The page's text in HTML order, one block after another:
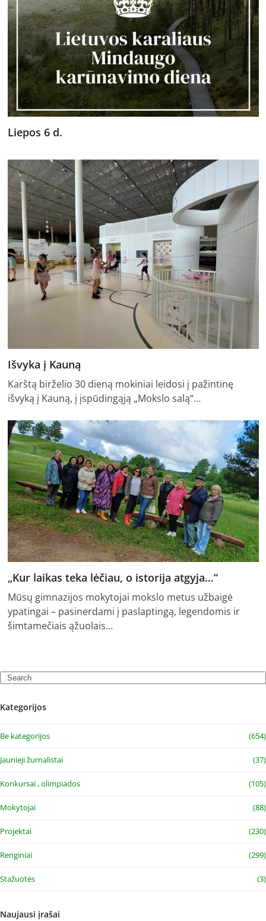
Liepos 6 d.
Išvyka į Kauną
Karštą birželio 30 dieną mokiniai leidosi į pažintinę
išvyką į Kauną, į įspūdingąją „Mokslo salą“…
„Kur laikas teka lėčiau, o istorija atgyja…“
Mūsų gimnazijos mokytojai mokslo metus užbaigė
ypatingai – pasinerdami į paslaptingą, legendomis ir
šimtamečiais ąžuolais…
Search
Kategorijos
Be kategorijos (654)
Jaunieji žurnalistai (37)
Konkursai , olimpiados (105)
Mokytojai (88)
Projektai (230)
Renginiai (299)
Stažuotės (3)
Naujausi įrašai